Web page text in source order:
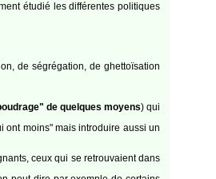
étudié les différentes politiques
de ségrégation, de ghettoïsation
de quelques moyens) qui
ont moins" mais introduire aussi un
ceux qui se retrouvaient dans